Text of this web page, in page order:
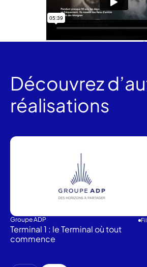
Découvrez
réalisations
Groupe ADP
Terminal 1 : le Terminal où tout
commence